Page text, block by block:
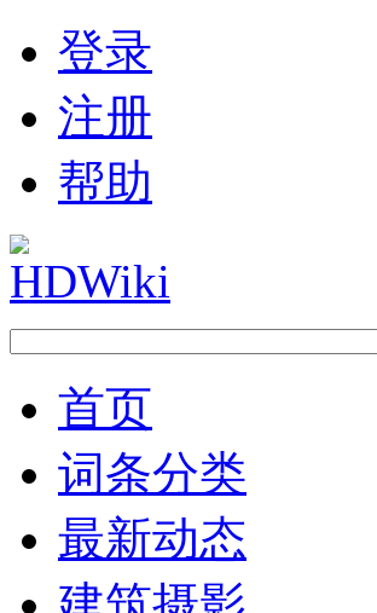
登录
注册
帮助
首页
词条分类
最新动态